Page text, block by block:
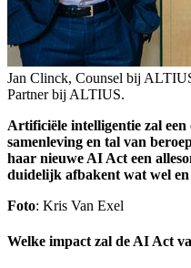
Jan Clinck, Counsel bij
Partner bij ALTIUS.
Artificiële intelligentie zal
samenleving en tal van
haar nieuwe AI Act een
duidelijk afbakent wat wel
Foto: Kris Van Exel
Welke impact zal de AI Act